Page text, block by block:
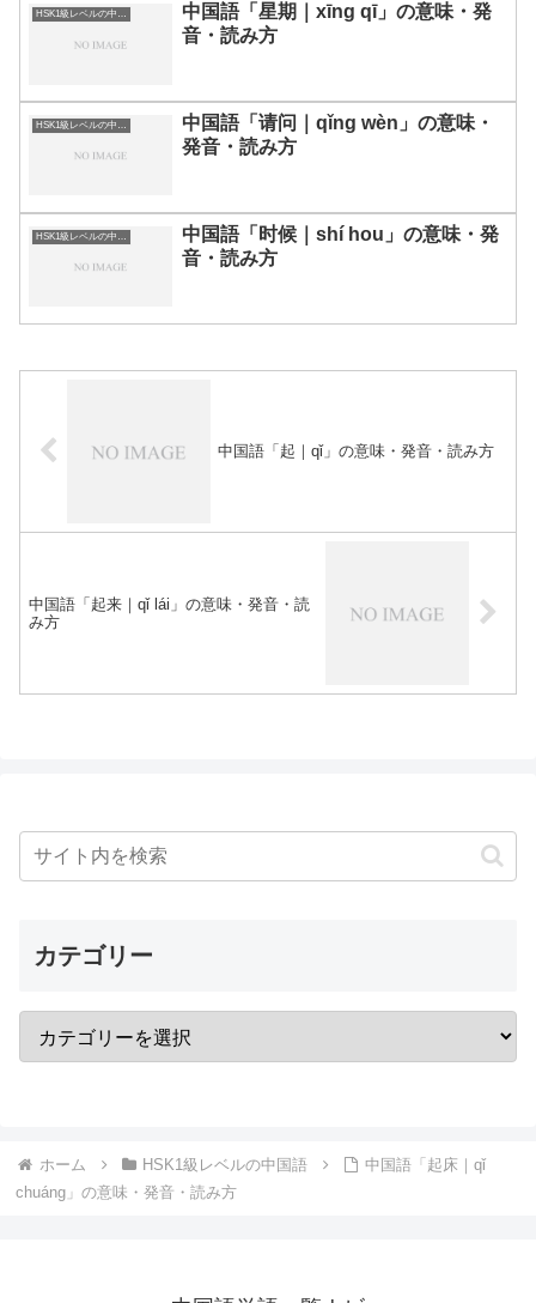
HSK1級レベルの中国語
中国語「星期｜xīng qī」の意味・発
音・読み方
中国語「请问｜qǐng wèn」の意味・
発音・読み方
中国語「时候｜shí hou」の意味・発
音・読み方
中国語「起｜qǐ」の意味・発音・読み方
中国語「起来｜qǐ lái」の意味・発音・読
み方
カテゴリー
ホーム HSK1級レベルの中国語
中国語「起床｜qǐ
chuáng」の意味・発音・読み方